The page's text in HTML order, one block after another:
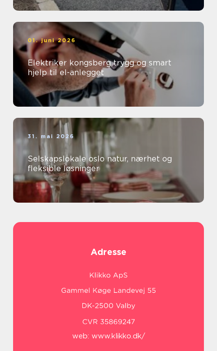
01. juni 2026
Elektriker kongsberg trygg og smart
hjelp til el-anlegget
31. mai 2026
Selskapslokale oslo natur, nærhet og
fleksible løsninger
Adresse
web: www.klikko.dk/